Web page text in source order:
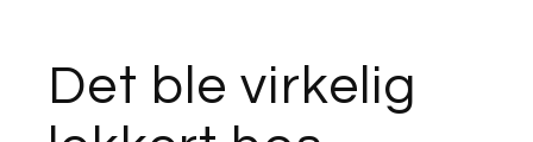
Det ble virkelig